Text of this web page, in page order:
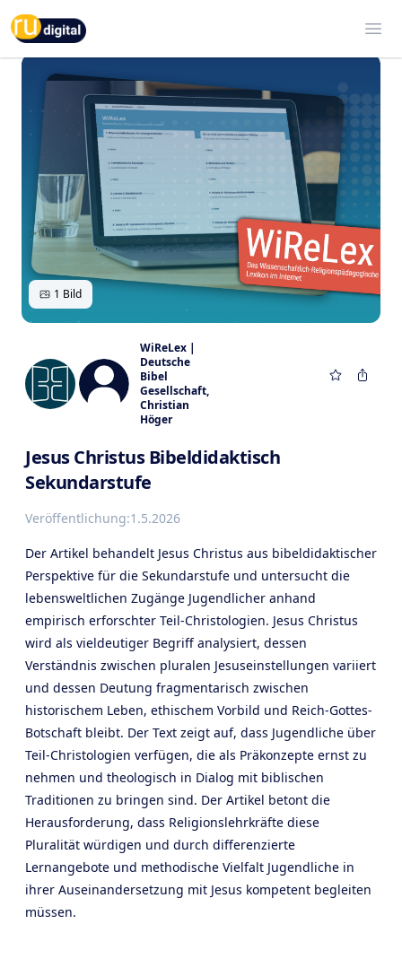
RU-digital
1 Bild
WiReLex |
Deutsche
Bibel
Gesellschaft,
Christian
Höger
Jesus Christus Bibeldidaktisch
Sekundarstufe
Veröffentlichung:1.5.2026
Der Artikel behandelt Jesus Christus aus bibeldidaktischer
Perspektive für die Sekundarstufe und untersucht die
lebensweltlichen Zugänge Jugendlicher anhand
empirisch erforschter Teil-Christologien. Jesus Christus
wird als vieldeutiger Begriff analysiert, dessen
Verständnis zwischen pluralen Jesuseinstellungen variiert
und dessen Deutung fragmentarisch zwischen
historischem Leben, ethischem Vorbild und Reich-Gottes-
Botschaft bleibt. Der Text zeigt auf, dass Jugendliche über
Teil-Christologien verfügen, die als Präkonzepte ernst zu
nehmen und theologisch in Dialog mit biblischen
Traditionen zu bringen sind. Der Artikel betont die
Herausforderung, dass Religionslehrkräfte diese
Pluralität würdigen und durch differenzierte
Lernangebote und methodische Vielfalt Jugendliche in
ihrer Auseinandersetzung mit Jesus kompetent begleiten
müssen.